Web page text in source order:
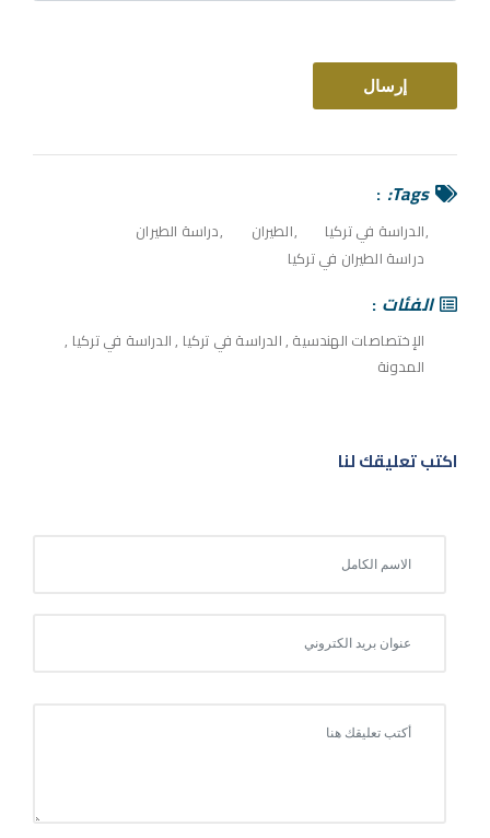
Tags:
الدراسة في تركيا الطيران
دراسة الطيران
دراسة الطيران في تركيا
الفئات
الإختصاصات الهندسية ,الدراسة في تركيا ,الدراسة في تركيا ,
المدونة
اكتب تعليقك لنا